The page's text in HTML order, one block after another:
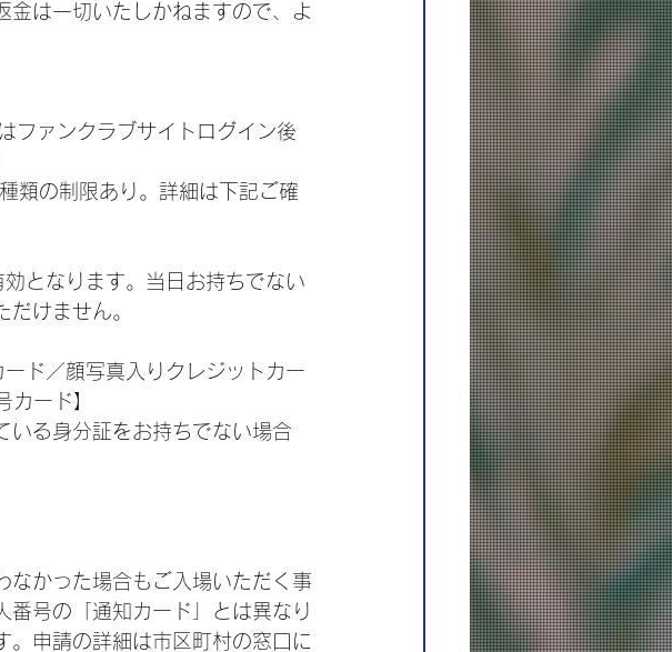
は一切いたしかねますので、よ
ファンクラブサイトログイン後
類の制限あり。詳細は下記ご確
となります。当日お持ちでない
けません。
カード】
る身分証をお持ちでない場合
なかった場合もご入場いただく事
番号の「通知カード」とは異なり
。申請の詳細は市区町村の窓口に